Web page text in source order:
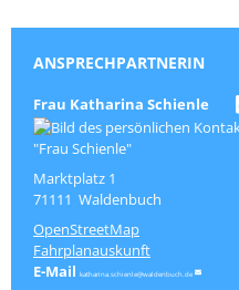
ANSPRECHPARTNERIN
Frau Katharina Schienle
Marktplatz 1
71111 Waldenbuch
OpenStreetMap
Fahrplanauskunft
katharina.schienle@waldenbuch.de